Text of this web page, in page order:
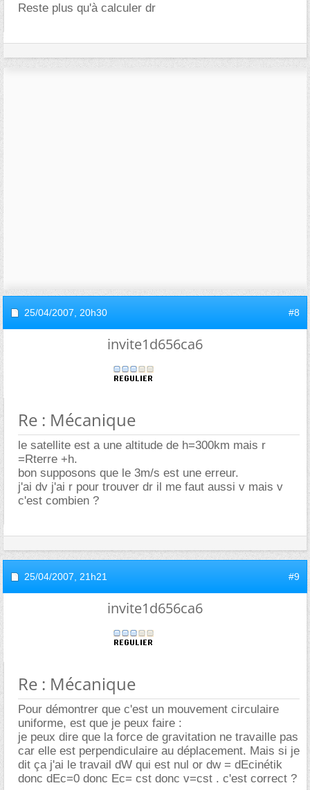
Reste plus qu'à calculer dr
25/04/2007, 20h30 #8
invite1d656ca6
Re : Mécanique
le satellite est a une altitude de h=300km mais r
=Rterre +h.
bon supposons que le 3m/s est une erreur.
j'ai dv j'ai r pour trouver dr il me faut aussi v mais v
c'est combien ?
25/04/2007, 21h21 #9
invite1d656ca6
Re : Mécanique
Pour démontrer que c'est un mouvement circulaire
uniforme, est que je peux faire :
je peux dire que la force de gravitation ne travaille pas
car elle est perpendiculaire au déplacement. Mais si je
dit ça j'ai le travail dW qui est nul or dw = dEcinétik
donc dEc=0 donc Ec= cst donc v=cst . c'est correct ?